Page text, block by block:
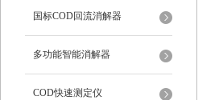
国标COD回流消解器
多功能智能消解器
COD快速测定仪